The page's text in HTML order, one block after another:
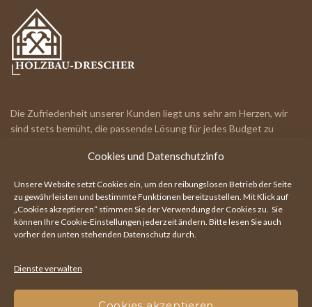
Cookies und Datenschutzinfo
Unsere Website setzt Cookies ein, um den reibungslosen Betrieb der Seite
zu gewährleisten und bestimmte Funktionen bereitzustellen. Mit Klick auf
„Cookies akzeptieren“ stimmen Sie der Verwendung der Cookies zu. Sie
können Ihre Cookie-Einstellungen jederzeit ändern. Bitte lesen Sie auch
vorher den unten stehenden Datenschutz durch.
Dienste verwalten
Die Zufriedenheit unserer Kunden liegt uns sehr am Herzen, wir
sind stets bemüht, die passende Lösung für jedes Budget zu
IHR RUNDUM-PARTNER!
Hauptstraße 111, 7203 Wiesen
office@holzbau-drescher.at